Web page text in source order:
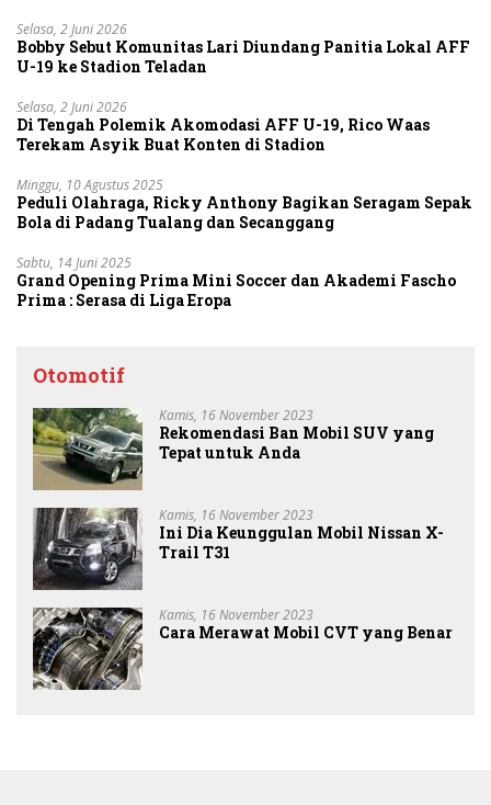
Selasa, 2 Juni 2026
Bobby Sebut Komunitas Lari Diundang Panitia Lokal AFF
U-19 ke Stadion Teladan
Selasa, 2 Juni 2026
Di Tengah Polemik Akomodasi AFF U-19, Rico Waas
Terekam Asyik Buat Konten di Stadion
Minggu, 10 Agustus 2025
Peduli Olahraga, Ricky Anthony Bagikan Seragam Sepak
Bola di Padang Tualang dan Secanggang
Sabtu, 14 Juni 2025
Grand Opening Prima Mini Soccer dan Akademi Fascho
Prima : Serasa di Liga Eropa
Otomotif
Kamis, 16 November 2023
Rekomendasi Ban Mobil SUV yang
Tepat untuk Anda
Kamis, 16 November 2023
Ini Dia Keunggulan Mobil Nissan X-
Trail T31
Kamis, 16 November 2023
Cara Merawat Mobil CVT yang Benar